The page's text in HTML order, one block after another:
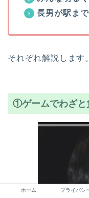
長男が駅ま
それぞれ解説します。
①ゲームでわざと
ホーム プライバシ